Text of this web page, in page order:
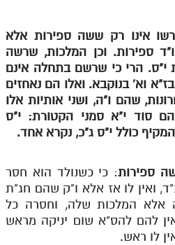
אינו רק ששה ספירות אלא
ספירות. וכן המלכות, שרשה
י"ס. הרי כי שרשם בתחלה אינם
וא' בנוקבא. ואלו הם נאחזים
שהם ו"ה, ושני אותיות אלו
סוד י"א סמני הקטורת: י"ס
כולל י"ס ג"כ, נקרא אחד.
ספירות: כי כשנולד הוא חסר
ואין לו אז אלא ו"ק שהם חג"ת
אלא המלכות שלה, וחסרה כל
להם להס"א שום יניקה מראש
לו ראש.